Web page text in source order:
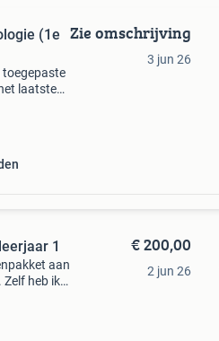
(1e
toegepaste
laatste
Zie omschrijving
3 jun 26
1
aan
heb ik
€ 200,00
2 jun 26